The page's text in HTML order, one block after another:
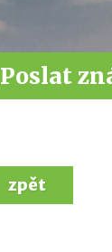
Poslat
zpět